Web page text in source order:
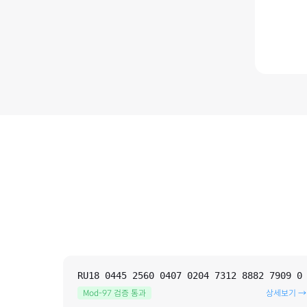
RU18 0445 2560 0407 0204 7312 8882 7909 0
Mod-97 검증 통과 상세보기 →